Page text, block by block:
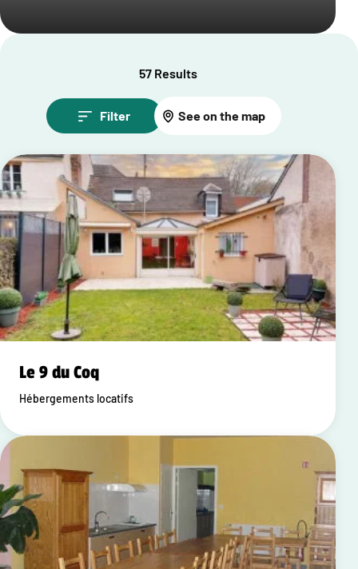
57 Results
Filter See on the map
Le 9 du Coq
Hébergements locatifs